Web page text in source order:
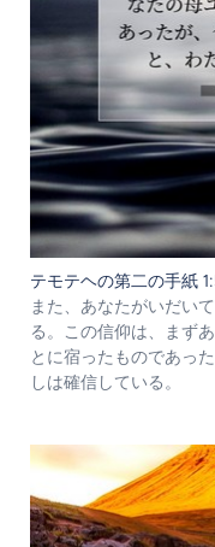
テモテヘの第二の手紙
また、あなたがいだい
る。この信仰は、まず
とに宿ったものであっ
しは確信している。